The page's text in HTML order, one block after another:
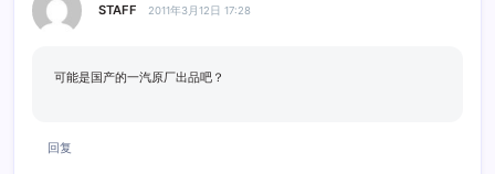
STAFF 2011年3月12日 17:28
可能是国产的一汽原厂出品吧？
回复